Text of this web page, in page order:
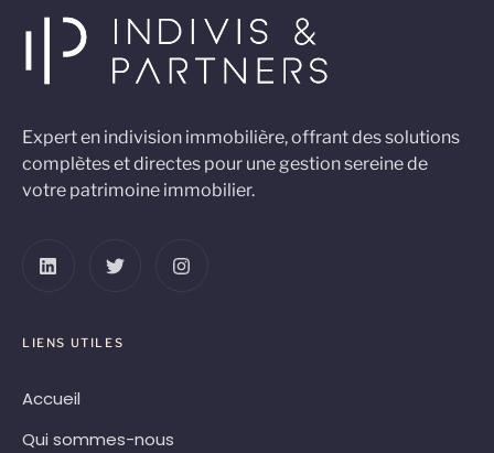
Expert en indivision immobilière, offrant des solutions
complètes et directes pour une gestion sereine de
votre patrimoine immobilier.
LIENS UTILES
Accueil
Qui sommes-nous